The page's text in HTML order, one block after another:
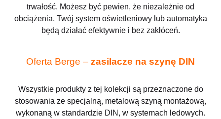
trwałość. Możesz być pewien, że niezależnie od
obciążenia, Twój system oświetleniowy lub automatyka
będą działać efektywnie i bez zakłóceń.
Oferta Berge – zasilacze na szynę DIN
Wszystkie produkty z tej kolekcji są przeznaczone do
stosowania ze specjalną, metalową szyną montażową,
wykonaną w standardzie DIN, w systemach ledowych.